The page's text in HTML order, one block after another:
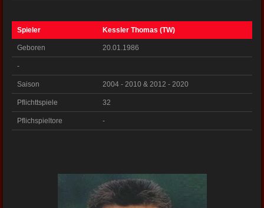
Spieler Kessler Thomas (TW)
Geboren 20.01.1986
-
Saison 2004 - 2010 & 2012 - 2020
Pflichttspiele 32
Pflichspieltore -